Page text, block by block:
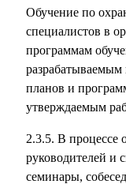
Обучение по
специалистов в
программам
планов и
утверждаемым
2.3.5. В процессе
руководителей и
семинары,